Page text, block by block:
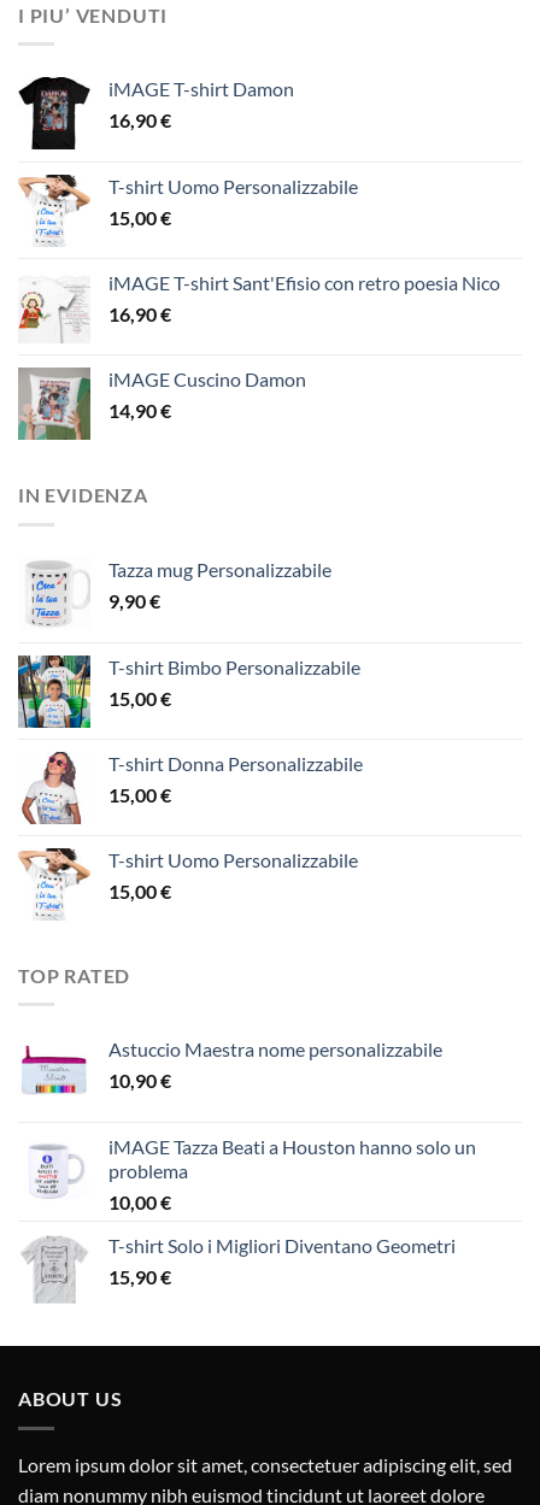
I PIU’ VENDUTI
iMAGE T-shirt Damon
16,90€
T-shirt Uomo Personalizzabile
15,00€
iMAGE T-shirt Sant'Efisio con retro poesia Nico
16,90€
iMAGE Cuscino Damon
14,90€
IN EVIDENZA
Tazza mug Personalizzabile
9,90€
T-shirt Bimbo Personalizzabile
15,00€
T-shirt Donna Personalizzabile
15,00€
T-shirt Uomo Personalizzabile
15,00€
TOP RATED
Astuccio Maestra nome personalizzabile
10,90€
iMAGE Tazza Beati a Houston hanno solo un
problema
10,00€
T-shirt Solo i Migliori Diventano Geometri
15,90€
ABOUT US
Lorem ipsum dolor sit amet, consectetuer adipiscing elit, sed
diam nonummy nibh euismod tincidunt ut laoreet dolore